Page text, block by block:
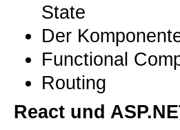
State
Der
Functional
Routing
React und